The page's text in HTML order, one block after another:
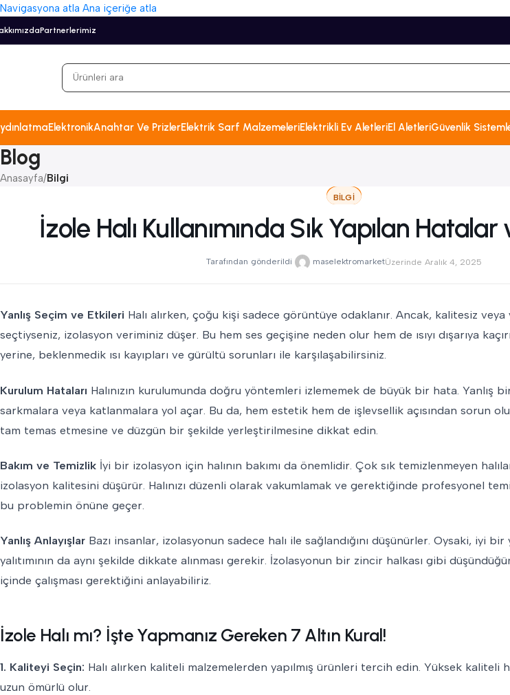
Navigasyona atla Ana içeriğe atla
Partnerlerimiz
ElektronikAnahtar Ve PrizlerElektrik Sarf MalzemeleriElektrikli Ev AletleriEl AletleriGüvenlik
Blog
Anasayfa/Bilgi
BILGI
İzole Halı Kullanımında Sık Yapılan
Tarafından gönderildi maselektromarketÜzerinde Aralık 4, 2025
Yanlış Seçim ve Etkileri Halı alırken, çoğu kişi sadece görüntüye odaklanır. Ancak, kalitesiz veya
seçtiyseniz, izolasyon veriminiz düşer. Bu hem ses geçişine neden olur hem de ısıyı dışarıya
yerine, beklenmedik ısı kayıpları ve gürültü sorunları ile karşılaşabilirsiniz.
Kurulum Hataları Halınızın kurulumunda doğru yöntemleri izlememek de büyük bir hata. Yanlış
sarkmalara veya katlanmalara yol açar. Bu da, hem estetik hem de işlevsellik açısından sorun
tam temas etmesine ve düzgün bir şekilde yerleştirilmesine dikkat edin.
Bakım ve Temizlik İyi bir izolasyon için halının bakımı da önemlidir. Çok sık temizlenmeyen
izolasyon kalitesini düşürür. Halınızı düzenli olarak vakumlamak ve gerektiğinde profesyonel
bu problemin önüne geçer.
Yanlış Anlayışlar Bazı insanlar, izolasyonun sadece halı ile sağlandığını düşünürler. Oysaki, iyi
yalıtımının da aynı şekilde dikkate alınması gerekir. İzolasyonun bir zincir halkası gibi
içinde çalışması gerektiğini anlayabiliriz.
İzole Halı mı? İşte Yapmanız Gereken 7 Altın Kural!
1. Kaliteyi Seçin: Halı alırken kaliteli malzemelerden yapılmış ürünleri tercih edin. Yüksek kaliteli
uzun ömürlü olur.